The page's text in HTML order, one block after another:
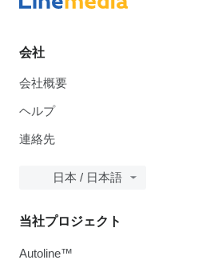
会社
会社概要
ヘルプ
連絡先
日本 / 日本語
当社プロジェクト
Autoline™